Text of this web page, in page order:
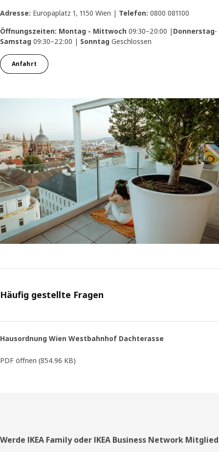
Adresse: Europaplatz 1, 1150 Wien | Telefon: 0800 081100
Öffnungszeiten: Montag - Mittwoch 09:30–20:00 | Donnerstag-
Samstag 09:30–22:00 | Sonntag Geschlossen
Anfahrt
Häufig gestellte Fragen
Hausordnung Wien Westbahnhof Dachterasse
PDF öffnen (854.96 KB)
Fußzeile
Werde IKEA Family oder IKEA Business Network Mitglied